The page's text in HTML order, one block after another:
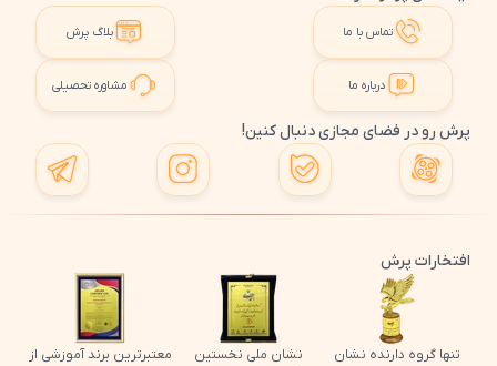
تماس با ما بلاگ پرش
درباره ما مشاوره تحصیلی
پرش رو در فضای مجازی دنبال کنین!
افتخارات پرش
تنها گروه دارنده نشان
نشان ملی نخستین
معتبرترین برند آموزشی از